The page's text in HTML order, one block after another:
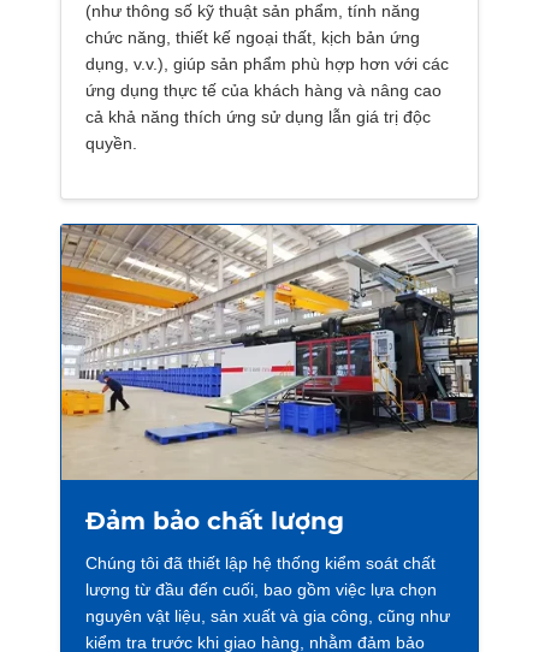
(như thông số kỹ thuật sản phẩm, tính năng
chức năng, thiết kế ngoại thất, kịch bản ứng
dụng, v.v.), giúp sản phẩm phù hợp hơn với các
ứng dụng thực tế của khách hàng và nâng cao
cả khả năng thích ứng sử dụng lẫn giá trị độc
quyền.
Đảm bảo chất lượng
Chúng tôi đã thiết lập hệ thống kiểm soát chất
lượng từ đầu đến cuối, bao gồm việc lựa chọn
nguyên vật liệu, sản xuất và gia công, cũng như
kiểm tra trước khi giao hàng, nhằm đảm bảo